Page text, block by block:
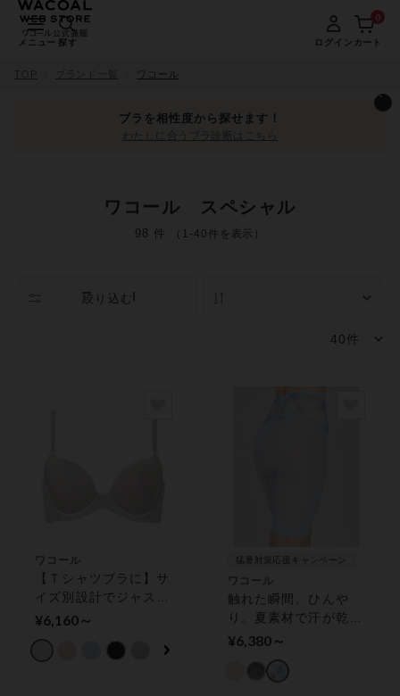
メニュー 探す ログイン カート
0
ワコール
ブラを相性度から探せます！
ワコール スペシャル
98 件 （1-40件を表示）
絞り込む
ワコール
【Ｔシャツブラに】サ
イズ別設計でジャスト
フィット！ ３／４カ
¥6,160～
猛暑対策応援キャンペーン
ワコール
触れた瞬間、ひんや
り。夏素材で汗が乾き
やすい【肌リフトシア
グ丈）
¥6,380～